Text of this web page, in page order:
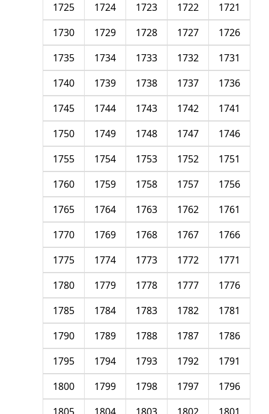
1721
1722
1723
1724
1725
1726
1727
1728
1729
1730
1731
1732
1733
1734
1735
1736
1737
1738
1739
1740
1741
1742
1743
1744
1745
1746
1747
1748
1749
1750
1751
1752
1753
1754
1755
1756
1757
1758
1759
1760
1761
1762
1763
1764
1765
1766
1767
1768
1769
1770
1771
1772
1773
1774
1775
1776
1777
1778
1779
1780
1781
1782
1783
1784
1785
1786
1787
1788
1789
1790
1791
1792
1793
1794
1795
1796
1797
1798
1799
1800